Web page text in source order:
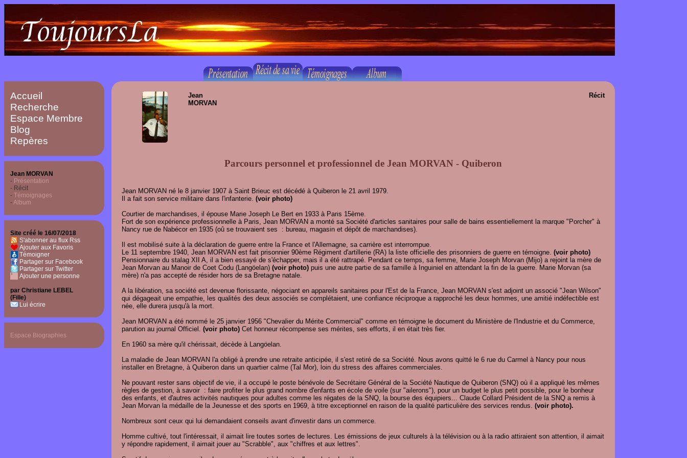
Accueil
Recherche
Espace Membre
Blog
Repères
Jean MORVAN
- Présentation
- Récit
- Témoignages
-Album
Site créé le 16/07/2018
S'abonner au flux Rss
Ajouter aux Favoris
Témoigner
Partager sur Facebook
Partager sur Twitter
Ajouter une personne
par Christiane LEBEL
(Fille)
Lui écrire
Espace Biographies
Jean
MORVAN
Récit
Parcours personnel et professionnel de Jean MORVAN - Quiberon
Jean MORVAN né le 8 janvier 1907 à Saint Brieuc est décédé à Quiberon le 21 avril 1979.
Il a fait son service militaire dans l'infanterie. (voir photo)
Courtier de marchandises, il épouse Marie Joseph Le Bert en 1933 à Paris 15ème.
Fort de son expérience professionnelle à Paris, Jean MORVAN a monté sa Société d'articles sanitaires pour salle de bains essentiellement la marque "Porcher" à
Nancy rue de Nabécor en 1935 (oû se trouvaient ses : bureau, magasin et dépôt de marchandises).
Il est mobilisé suite à la déclaration de guerre entre la France et l'Allemagne, sa carrière est interrompue.
Le 11 septembre 1940, Jean MORVAN est fait prisonnier 90ème Régiment d'artillerie (RA) la liste officielle des prisonniers de guerre en témoigne. (voir photo)
Pensionnaire du stalag XII A, il a bien essayé de s'échapper, mais il a été rattrapé. Pendant ce temps, sa femme, Marie Joseph Morvan (Mijo) a rejoint la mère de
Jean Morvan au Manoir de Coet Codu (Langöelan) (voir photo) puis une autre partie de sa famille à Inguiniel en attendant la fin de la guerre. Marie Morvan (sa
mère) n'a pas accepté de résider hors de sa Bretagne natale.
A la libération, sa société est devenue florissante, négociant en appareils sanitaires pour l'Est de la France, Jean MORVAN s'est adjoint un associé "Jean Wilson"
qui dégageait une empathie, les qualités des deux associés se complétaient, une confiance réciproque a rapproché les deux hommes, une amitié indéfectible est
née, elle durera jusqu'à la mort.
Jean MORVAN a été nommé le 25 janvier 1956 "Chevalier du Mérite Commercial" comme en témoigne le document du Ministère de l'Industrie et du Commerce,
parution au journal Officiel. (voir photo) Cet honneur récompense ses mérites, ses efforts, il en était très fier.
En 1960 sa mère qu'il chérissait, décède à Langöelan.
La maladie de Jean MORVAN l'a obligé à prendre une retraite anticipée, il s'est retiré de sa Société. Nous avons quitté le 6 rue du Carmel à Nancy pour nous
installer en Bretagne, à Quiberon dans un quartier calme (Tal Mor), loin du stress des affaires commerciales.
Ne pouvant rester sans objectif de vie, il a occupé le poste bénévole de Secrétaire Général de la Société Nautique de Quiberon (SNQ) où il a appliqué les mêmes
règles de gestion, à savoir : faire profiter le plus grand nombre d'enfants en école de voile (sur "ailerons"), pour un budget le plus petit possible, pour le bonheur
des enfants, et d'autres activités nautiques pour adultes comme les régates de la SNQ, la bourse des équipiers... Claude Collard Président de la SNQ a remis à
Jean Morvan la médaille de la Jeunesse et des sports en 1969, à titre exceptionnel en raison de la qualité particulière des services rendus. (voir photo).
Nombreux sont ceux qui lui demandaient conseils avant d'investir dans un commerce.
Homme cultivé, tout l'intéressait, il aimait lire toutes sortes de lectures. Les émissions de jeux culturels à la télévision ou à la radio attiraient son attention, il aimait
y répondre rapidement, il aimait jouer au "Scrabble", aux "chiffres et aux lettres".